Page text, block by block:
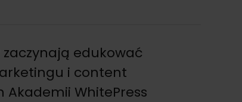
zaczynają edukować
i content
WhitePress